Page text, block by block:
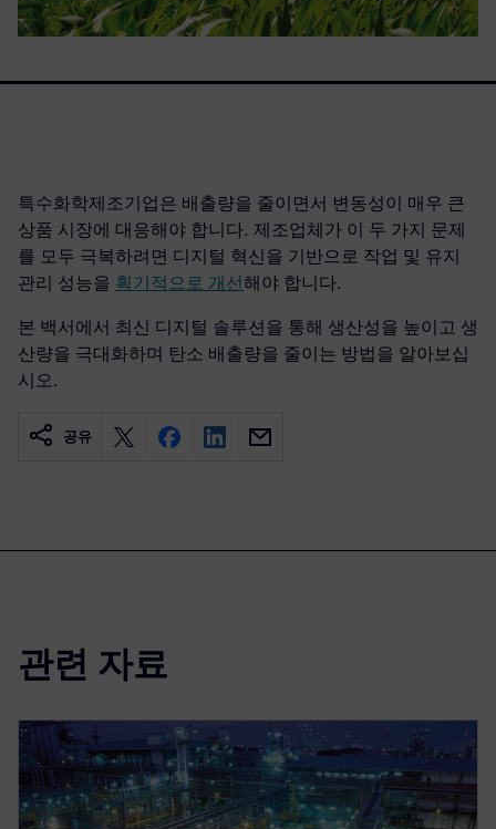
특수화학제조기업은 배출량을 줄이면서 변동성이 매우 큰
상품 시장에 대응해야 합니다. 제조업체가 이 두 가지 문제
를 모두 극복하려면 디지털 혁신을 기반으로 작업 및 유지
관리 성능을 획기적으로 개선해야 합니다.
본 백서에서 최신 디지털 솔루션을 통해 생산성을 높이고 생
산량을 극대화하며 탄소 배출량을 줄이는 방법을 알아보십
시오.
공유
관련 자료